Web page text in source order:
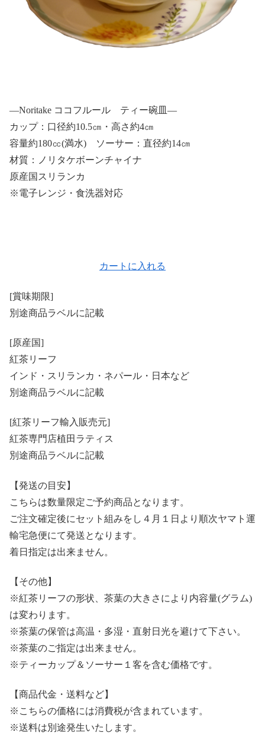
—Noritake ココフルール ティー碗皿—
カップ：口径約10.5㎝・高さ約4㎝
容量約180㏄(満水) ソーサー：直径約14㎝
材質：ノリタケボーンチャイナ
原産国スリランカ
※電子レンジ・食洗器対応
カートに入れる
[賞味期限]
別途商品ラベルに記載
[原産国]
紅茶リーフ
インド・スリランカ・ネパール・日本など
別途商品ラベルに記載
[紅茶リーフ輸入販売元]
紅茶専門店植田ラティス
別途商品ラベルに記載
【発送の目安】
こちらは数量限定ご予約商品となります。
ご注文確定後にセット組みをし４月１日より順次ヤマト運
輸宅急便にて発送となります。
着日指定は出来ません。
【その他】
※紅茶リーフの形状、茶葉の大きさにより内容量(グラム)
は変わります。
※茶葉の保管は高温・多湿・直射日光を避けて下さい。
※茶葉のご指定は出来ません。
※ティーカップ＆ソーサー１客を含む価格です。
【商品代金・送料など】
※こちらの価格には消費税が含まれています。
※送料は別途発生いたします。